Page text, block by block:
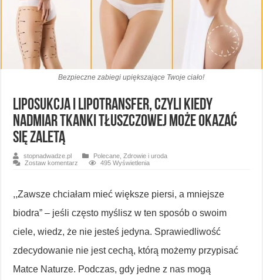
Bezpieczne zabiegi upiększające Twoje ciało!
Liposukcja i lipotransfer, czyli kiedy
nadmiar tkanki tłuszczowej może okazać
się zaletą
stopnadwadze.pl Polecane ,Zdrowie i uroda
Zostaw komentarz
495 Wyświetlenia
,,Zawsze chciałam mieć większe piersi, a mniejsze
biodra” – jeśli często myślisz w ten sposób o swoim
ciele, wiedz, że nie jesteś jedyna. Sprawiedliwość
zdecydowanie nie jest cechą, którą możemy przypisać
Matce Naturze. Podczas, gdy jedne z nas mogą